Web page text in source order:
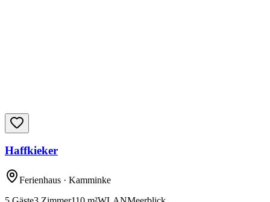
Haffkieker
Ferienhaus · Kamminke